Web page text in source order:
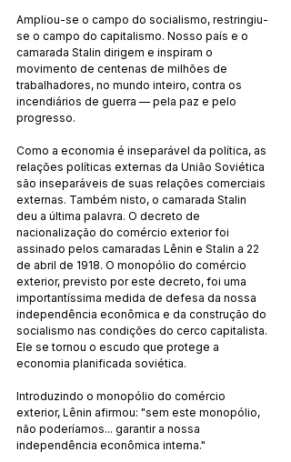
Ampliou-se o campo do socialismo, restringiu-
se o campo do capitalismo. Nosso país e o
camarada Stalin dirigem e inspiram o
movimento de centenas de milhões de
trabalhadores, no mundo inteiro, contra os
incendiários de guerra — pela paz e pelo
progresso.
Como a economia é inseparável da política, as
relações políticas externas da União Soviética
são inseparáveis de suas relações comerciais
externas. Também nisto, o camarada Stalin
deu a última palavra. O decreto de
nacionalização do comércio exterior foi
assinado pelos camaradas Lênin e Stalin a 22
de abril de 1918. O monopólio do comércio
exterior, previsto por este decreto, foi uma
importantíssima medida de defesa da nossa
independência econômica e da construção do
socialismo nas condições do cerco capitalista.
Ele se tornou o escudo que protege a
economia planificada soviética.
Introduzindo o monopólio do comércio
exterior, Lênin afirmou: "sem este monopólio,
não poderíamos... garantir a nossa
independência econômica interna."